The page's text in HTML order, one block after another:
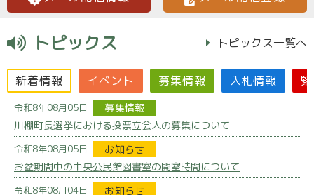
トピックス トピックス一覧へ
新着情報 イベント 募集情報 入札情報
令和8年08月05日
募集情報
川棚町長選挙における投票立会人の募集について
令和8年08月05日
お知らせ
お盆期間中の中央公民館図書室の開室時間について
令和8年08月04日
お知らせ